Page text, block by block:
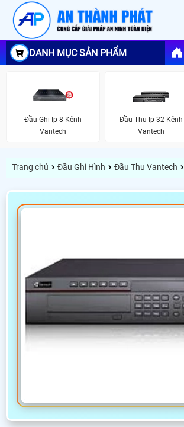
DANH MỤC SẢN PHẨM
Đầu Ghi Ip 8 Kênh
Vantech
Đầu Thu Ip 32 Kênh
Vantech
Trang chủ › Đầu Ghi Hình › Đầu Thu Vantech ›